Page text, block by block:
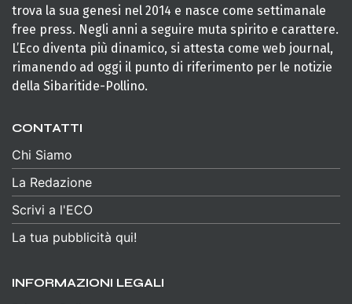
trova la sua genesi nel 2014 e nasce come settimanale
free press. Negli anni a seguire muta spirito e carattere.
L’Eco diventa più dinamico, si attesta come web journal,
rimanendo ad oggi il punto di riferimento per le notizie
della Sibaritide-Pollino.
CONTATTI
Chi Siamo
La Redazione
Scrivi a l'ECO
La tua pubblicità qui!
INFORMAZIONI LEGALI